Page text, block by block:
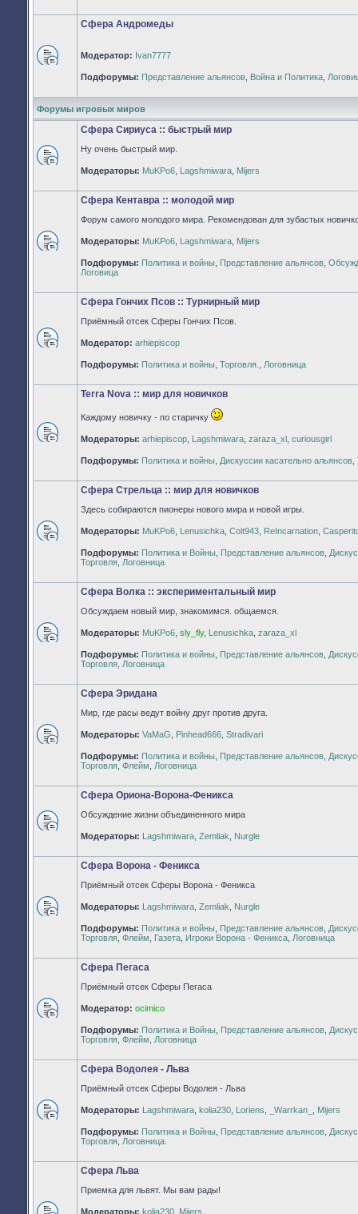
непрочитанных
Сфера Андромеды
Модератор: Ivan7777
Подфорумы: Представление альянсов Война и Политика
Форумы игровых миров
Нет
непрочитанных
Сфера Сириуса :: быстрый мир
Ну очень быстрый мир.
Модераторы: MuKPo6 Lagshmiwara Mijers
непрочитанных
сообщений
Сфера Кентавра :: молодой мир
Форум самого молодого мира. Рекомендован для зубастых
Модераторы: MuKPo6 Lagshmiwara Mijers
Подфорумы: Политика и войны Представление альянсов
Логовица
непрочитанных
сообщений
Сфера Гончих Псов :: Турнирный мир
Приёмный отсек Сферы Гончих Псов.
Модератор: arhiepiscop
Подфорумы: Политика и войны Торговля. Логовница
сообщений
Terra Nova :: мир для новичков
Каждому новичку - по старичку
Модераторы: arhiepiscop Lagshmiwara zaraza_xl curiousgirl
Подфорумы: Политика и войны Дискуссии касательно альянсов
непрочитанных
сообщений
Сфера Стрельца :: мир для новичков
Здесь собираются пионеры нового мира и новой игры.
Модераторы: MuKPo6 Lenusichka Colt943 ReIncarnation
Подфорумы: Политика и Войны Представление альянсов
Торговля Логовница
непрочитанных
сообщений
Сфера Волка :: экспериментальный мир
Обсуждаем новый мир, знакомимся. общаемся.
Модераторы: MuKPo6 sly_fly, Lenusichka zaraza_xl
Подфорумы: Политика и войны Представление альянсов
Торговля Логовница
непрочитанных
сообщений
Сфера Эридана
Мир, где расы ведут войну друг против друга.
Модераторы: VaMaG Pinhead666 Stradivari
Подфорумы: Политика и войны Представление альянсов
Торговля Флейм Логовница
Нет
непрочитанных
Сфера Ориона-Ворона-Феникса
Обсуждение жизни объединенного мира
Модераторы: Lagshmiwara Zemliak Nurgle
непрочитанных
сообщений
Сфера Ворона - Феникса
Приёмный отсек Сферы Ворона - Феникса
Модераторы: Lagshmiwara Zemliak Nurgle
Подфорумы: Политика и войны Представление альянсов
Торговля Флейм Газета Игроки Ворона - Феникса Логовница
непрочитанных
сообщений
Сфера Пегаса
Приёмный отсек Сферы Пегаса
Модератор: ocimico
Подфорумы: Политика и Войны Представление альянсов
Торговля Флейм Логовница
непрочитанных
сообщений
Сфера Водолея - Льва
Приёмный отсек Сферы Водолея - Льва
Модераторы: Lagshmiwara kolia230 Loriens _Warrkan_ Mijers
Подфорумы: Политика и Войны Представление альянсов
Торговля Логовница.
Сфера Льва
Приемка для львят. Мы вам рады!
Модераторы: kolia230 Mijers